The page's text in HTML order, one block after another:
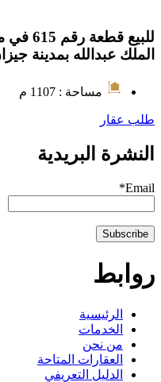
الملك عبدالله بمدينة
مساحة : 1107 م
طلب عقار
النشرة البريدية
Email*
روابط
الرئيسية
الخدمات
من نحن
العقارات المتاحة
الدليل التعريفي